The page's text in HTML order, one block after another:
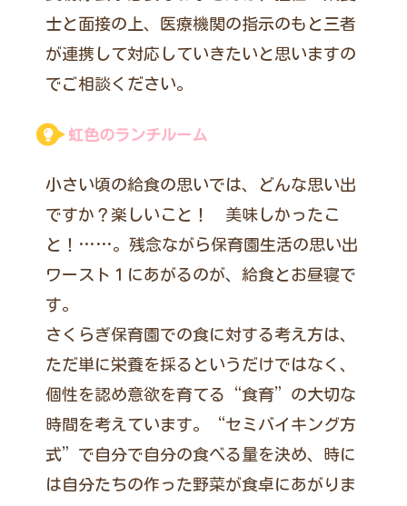
士と面接の上、医療機関の指示のもと三者
が連携して対応していきたいと思いますの
でご相談ください。
虹色のランチルーム
小さい頃の給食の思いでは、どんな思い出
ですか？楽しいこと！ 美味しかったこ
と！……。残念ながら保育園生活の思い出
ワースト１にあがるのが、給食とお昼寝で
す。
さくらぎ保育園での食に対する考え方は、
ただ単に栄養を採るというだけではなく、
個性を認め意欲を育てる“食育”の大切な
時間を考えています。“セミバイキング方
式”で自分で自分の食べる量を決め、時に
は自分たちの作った野菜が食卓にあがりま